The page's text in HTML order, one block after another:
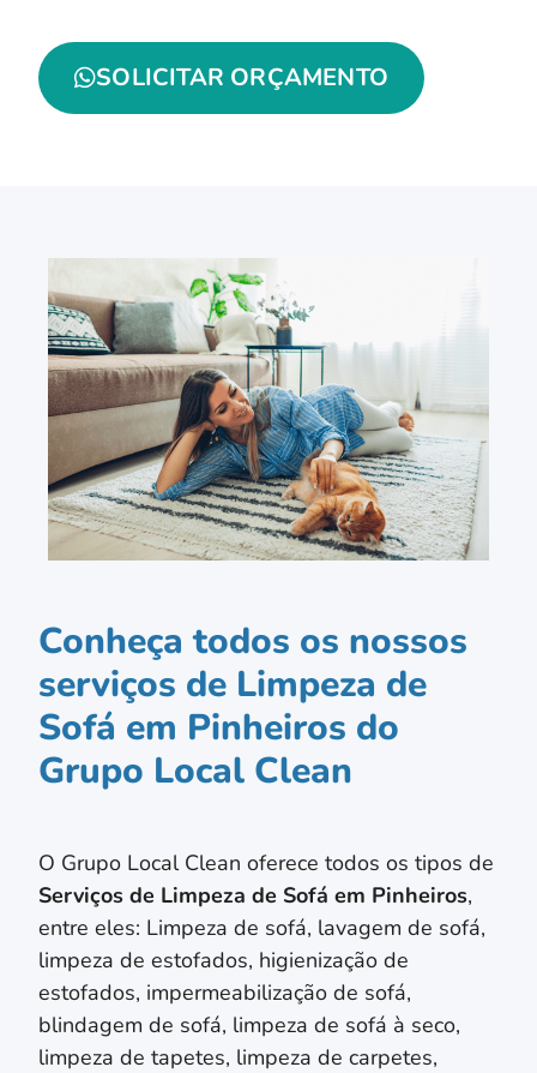
SOLICITAR ORÇAMENTO
Conheça todos os nossos
serviços de Limpeza de
Sofá em Pinheiros do
Grupo Local Clean
O Grupo Local Clean oferece todos os tipos de
Serviços de Limpeza de Sofá em Pinheiros,
entre eles: Limpeza de sofá, lavagem de sofá,
limpeza de estofados, higienização de
estofados, impermeabilização de sofá,
blindagem de sofá, limpeza de sofá à seco,
limpeza de tapetes, limpeza de carpetes,